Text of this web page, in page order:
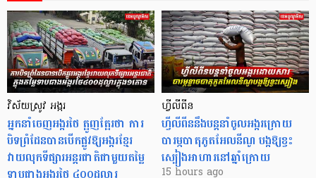
វិស័យស្រូវ អង្ករ
អ្នកនាំចេញអង្ករថៃ ត្អូញត្អែរថា ការ
បិទព្រំដែនបានបើកផ្លូវឱ្យអង្ករខ្មែរ
វាយលុកទីផ្សារអន្តរជាតិជាមួយតម្លៃ
ហ្វីលីពីន
ហ្វីលីពីននឹងបន្តនាំចូលអង្ករក្រោយ
បារម្ភបាតុភូតអែលនីណូ បង្កឱ្យខ្វះ
ស្បៀងអាហារនៅឆ្នាំក្រោយ
15 hours ago